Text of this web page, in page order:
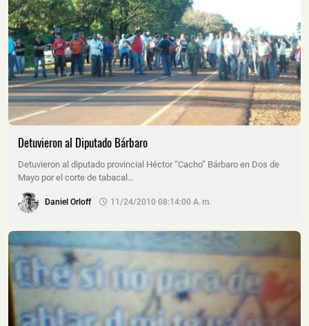
Detuvieron al Diputado Bárbaro
Detuvieron al diputado provincial Héctor “Cacho” Bárbaro en Dos de
Mayo por el corte de tabacal…
Daniel Orloff 11/24/2010 08:14:00 A. M.